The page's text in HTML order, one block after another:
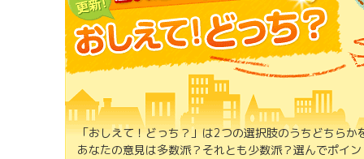
「おしえて！どっち？」は2つの選択肢のうちどちら
あなたの意見は多数派？それとも少数派？選んでポイ